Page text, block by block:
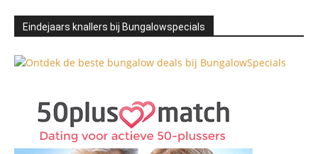
Eindejaars knallers bij Bungalowspecials